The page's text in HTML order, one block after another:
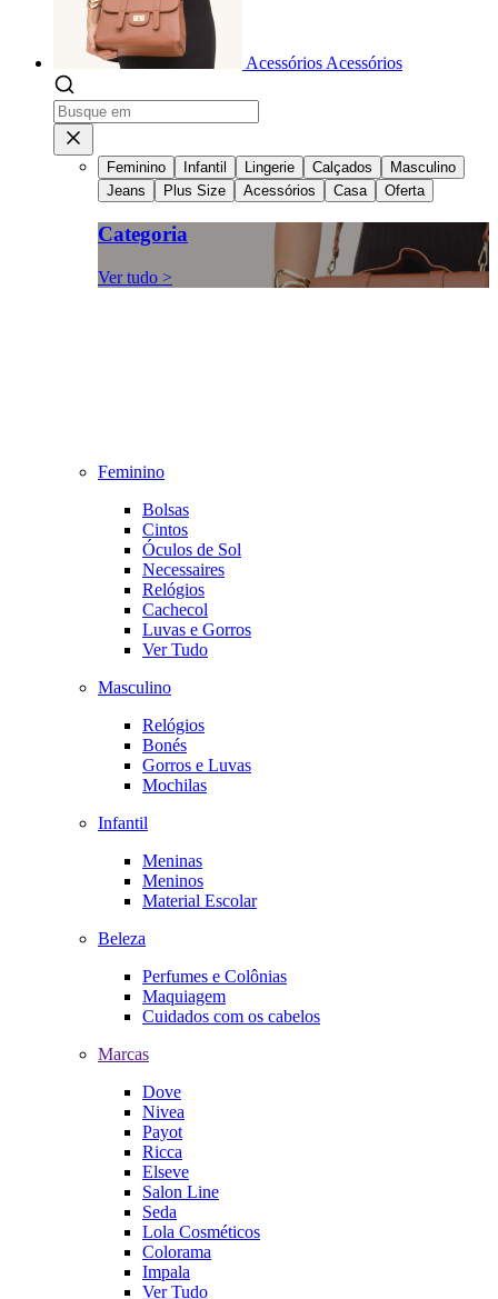
Acessórios Acessórios
Feminino Infantil Lingerie Calçados
Masculino
Jeans
Plus Size Acessórios Casa Oferta
Categoria
Ver tudo >
Feminino
Bolsas
Cintos
Óculos de Sol
Necessaires
Relógios
Cachecol
Luvas e Gorros
Ver Tudo
Masculino
Relógios
Bonés
Gorros e Luvas
Mochilas
Infantil
Meninas
Meninos
Material Escolar
Beleza
Perfumes e Colônias
Maquiagem
Cuidados com os cabelos
Marcas
Dove
Nivea
Payot
Ricca
Elseve
Salon Line
Seda
Lola Cosméticos
Colorama
Impala
Ver Tudo